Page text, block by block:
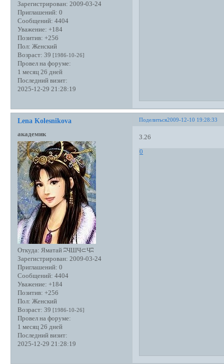
Зарегистрирован: 2009-03-24
Приглашений: 0
Сообщений: 4404
Уважение: +184
Позитив: +256
Пол: Женский
Возраст: 39 [1986-10-26]
Провел на форуме:
1 месяц 26 дней
Последний визит:
2025-12-29 21:28:19
Поделиться2009-12-10 19:28:33
Lena Kolesnikova
академик
Откуда: Яматай ʭЧШЧ⊂Чʭ
Зарегистрирован: 2009-03-24
Приглашений: 0
Сообщений: 4404
Уважение: +184
Позитив: +256
Пол: Женский
Возраст: 39 [1986-10-26]
Провел на форуме:
1 месяц 26 дней
Последний визит:
2025-12-29 21:28:19
3.26
0